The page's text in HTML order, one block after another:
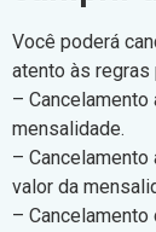
Você poderá
atento às regras
–
mensalidade.
–
valor da
–